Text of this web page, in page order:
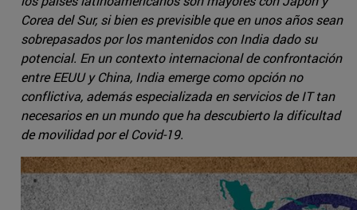
Corea del Sur, si bien es previsible que en unos años sean
sobrepasados por los mantenidos con India dado su
potencial. En un contexto internacional de confrontación
entre EEUU y China, India emerge como opción no
conflictiva, además especializada en servicios de IT tan
necesarios en un mundo que ha descubierto la dificultad
de movilidad por el Covid-19.